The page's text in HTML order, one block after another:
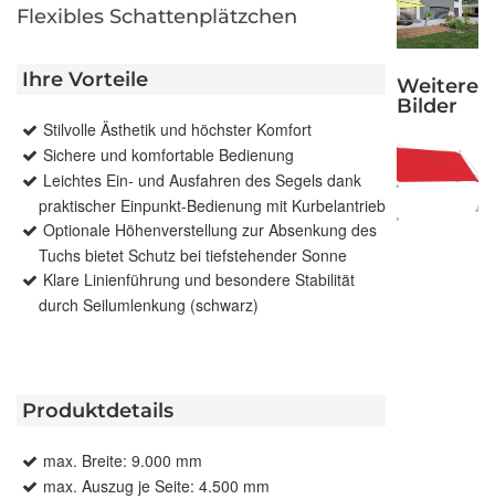
Flexibles Schattenplätzchen
Ihre Vorteile
Stilvolle Ästhetik und höchster Komfort
Sichere und komfortable Bedienung
Leichtes Ein- und Ausfahren des Segels dank
praktischer Einpunkt-Bedienung mit Kurbelantrieb
Optionale Höhenverstellung zur Absenkung des
Tuchs bietet Schutz bei tiefstehender Sonne
Klare Linienführung und besondere Stabilität
durch Seilumlenkung (schwarz)
Produktdetails
max. Breite: 9.000 mm
max. Auszug je Seite: 4.500 mm
Weitere
Bilder